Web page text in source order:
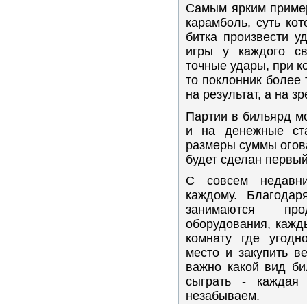
Самым ярким
карамболь, суть
битка произвести
игры у каждого
точные удары, при
то поклонник более
на результат, а на
Партии в бильярд
и на денежные
размеры суммы
будет сделан
С совсем
каждому.
занимаются
оборудования,
комнату где
место и закупить
важно какой вид
сыграть - каждая
незабываем.